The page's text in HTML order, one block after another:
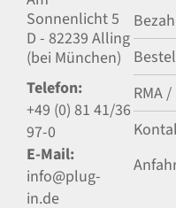
Sonnenlicht 5
D - 82239 Alling
(bei München)
Telefon:
+49 (0) 81 41/36
97-0
E-Mail:
info@plug-
in.de
RMA